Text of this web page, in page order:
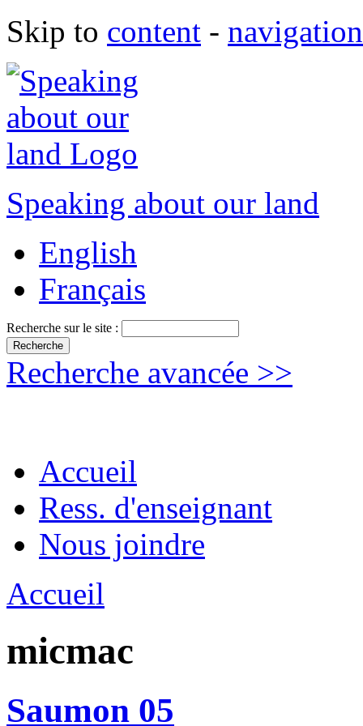
Skip to content - navigation
Speaking about our land
English
Français
Recherche sur le site :
Recherche avancée >>
Accueil
Ress. d'enseignant
Nous joindre
Accueil
micmac
Saumon 05